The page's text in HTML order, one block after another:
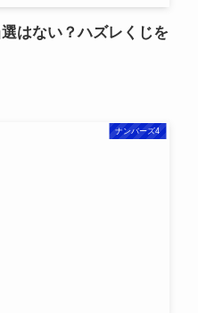
はない？ハズレくじを
ナンバーズ4